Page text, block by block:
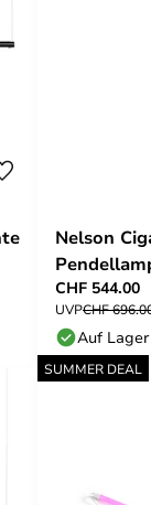
Nelson
HAY
CHF 544.00
UVPCHF
Auf Lager
SUMMER DEAL